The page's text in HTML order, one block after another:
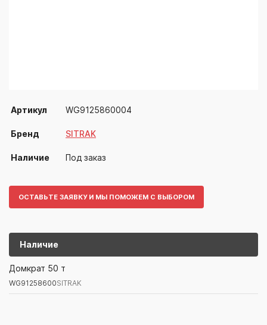
Артикул WG9125860004
Бренд SITRAK
Наличие Под заказ
ОСТАВЬТЕ ЗАЯВКУ И МЫ ПОМОЖЕМ С ВЫБОРОМ
Наличие
Артикул/БрендНаименование
WG91258600SITRAK
Домкрат 50 т
WG91258600SITRAK